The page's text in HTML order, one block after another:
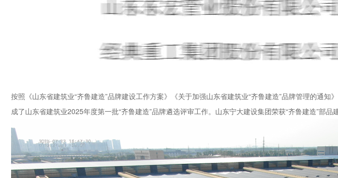
按照《山东省建筑业“齐鲁建造”品牌建设工作方案》《关于加强山东省建筑业“齐鲁建造”品牌管理的通
成了山东省建筑业2025年度第一批“齐鲁建造”品牌遴选评审工作。山东宁大建设集团荣获“齐鲁建造”部品